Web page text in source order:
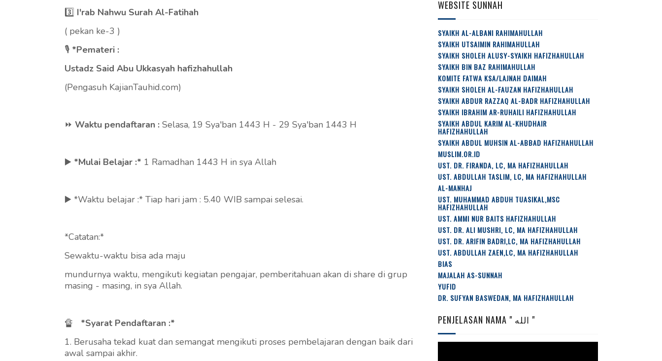
3️⃣ I'rab Nahwu Surah Al-Fatihah
( pekan ke-3 )
🎙 *Pemateri :
Ustadz Said Abu Ukkasyah hafizhahullah
(Pengasuh KajianTauhid.com)
⏩ Waktu pendaftaran :Selasa, 19 Sya'ban 1443 H - 29 Sya'ban 1443 H
▶️ *Mulai Belajar :* 1 Ramadhan 1443 H in sya Allah
▶️ *Waktu belajar :* Tiap hari jam : 5.40 WIB sampai selesai.
*Catatan:*
Sewaktu-waktu bisa ada maju
mundurnya waktu, mengikuti kegiatan pengajar, pemberitahuan akan di share di grup
masing - masing, in sya Allah.
🔏 *Syarat Pendaftaran :*
1. Berusaha tekad kuat dan semangat mengikuti proses pembelajaran dengan baik dari
awal sampai akhir.
WEBSITE SUNNAH
SYAIKH AL-ALBANI RAHIMAHULLAH
SYAIKH UTSAIMIN RAHIMAHULLAH
SYAIKH SHOLEH ALUSY-SYAIKH HAFIZHAHULLAH
SYAIKH BIN BAZ RAHIMAHULLAH
KOMITE FATWA KSA/LAJNAH DAIMAH
SYAIKH SHOLEH AL-FAUZAN HAFIZHAHULLAH
SYAIKH ABDUR RAZZAQ AL-BADR HAFIZHAHULLAH
SYAIKH IBRAHIM AR-RUHAILI HAFIZHAHULLAH
SYAIKH ABDUL KARIM AL-KHUDHAIR
HAFIZHAHULLAH
SYAIKH ABDUL MUHSIN AL-ABBAD HAFIZHAHULLAH
MUSLIM.OR.ID
UST. DR. FIRANDA, LC, MA HAFIZHAHULLAH
UST. ABDULLAH TASLIM, LC, MA HAFIZHAHULLAH
AL-MANHAJ
UST. MUHAMMAD ABDUH TUASIKAL,MSC
HAFIZHAHULLAH
UST. AMMI NUR BAITS HAFIZHAHULLAH
UST. DR. ALI MUSHRI, LC, MA HAFIZHAHULLAH
UST. DR. ARIFIN BADRI,LC, MA HAFIZHAHULLAH
UST. ABDULLAH ZAEN,LC, MA HAFIZHAHULLAH
BIAS
MAJALAH AS-SUNNAH
YUFID
DR. SUFYAN BASWEDAN, MA HAFIZHAHULLAH
PENJELASAN NAMA " الله "